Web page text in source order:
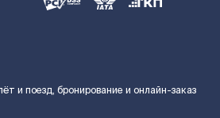
и поезд, бронирование и онлайн-заказ